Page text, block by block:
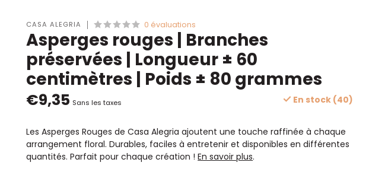
CASA ALEGRIA 0 évaluations
Asperges rouges | Branches
préservées | Longueur ± 60
centimètres | Poids ± 80 grammes
€9,35 Sans les taxes En stock (40)
Les Asperges Rouges de Casa Alegria ajoutent une touche raffinée à chaque
arrangement floral. Durables, faciles à entretenir et disponibles en différentes
quantités. Parfait pour chaque création !En savoir plus.